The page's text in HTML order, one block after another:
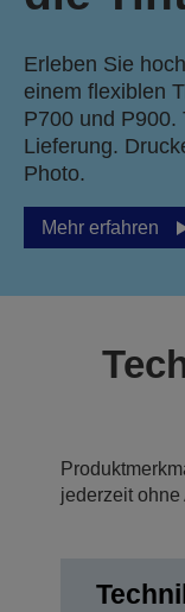
Erleben Sie
einem flexiblen
P700 und P900.
Lieferung.
Photo.
Mehr erfahren
jederzeit